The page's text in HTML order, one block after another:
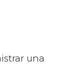
una